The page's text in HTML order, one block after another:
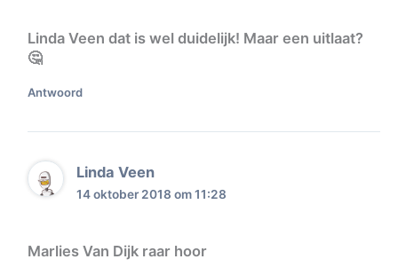
Linda Veen dat is wel duidelijk! Maar een uitlaat?
🤔
Antwoord
Linda Veen
14 oktober 2018 om 11:28
Marlies Van Dijk raar hoor